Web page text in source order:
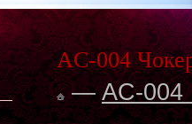
AC-004
—AC-004